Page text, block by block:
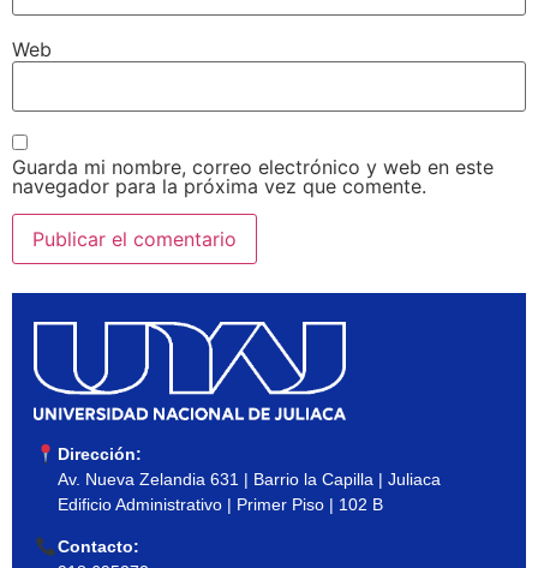
Web
Guarda mi nombre, correo electrónico y web en este
navegador para la próxima vez que comente.
Dirección:
Av. Nueva Zelandia 631 | Barrio la Capilla | Juliaca
Edificio Administrativo | Primer Piso | 102 B
Contacto: